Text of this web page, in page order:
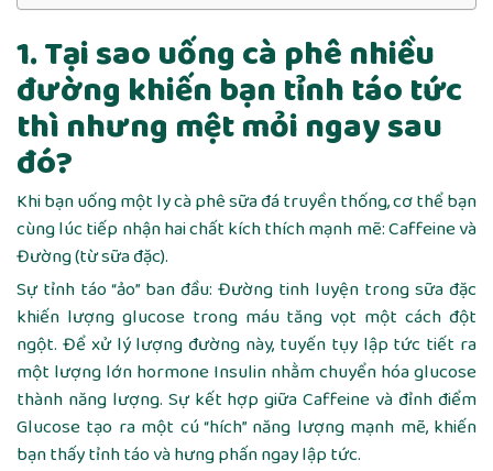
1. Tại sao uống cà phê nhiều
đường khiến bạn tỉnh táo tức
thì nhưng mệt mỏi ngay sau
đó?
Khi bạn uống một ly cà phê sữa đá truyền thống, cơ thể bạn
cùng lúc tiếp nhận hai chất kích thích mạnh mẽ: Caffeine và
Đường (từ sữa đặc).
Sự tỉnh táo “ảo” ban đầu: Đường tinh luyện trong sữa đặc
khiến lượng glucose trong máu tăng vọt một cách đột
ngột. Để xử lý lượng đường này, tuyến tụy lập tức tiết ra
một lượng lớn hormone Insulin nhằm chuyển hóa glucose
thành năng lượng. Sự kết hợp giữa Caffeine và đỉnh điểm
Glucose tạo ra một cú “hích” năng lượng mạnh mẽ, khiến
bạn thấy tỉnh táo và hưng phấn ngay lập tức.